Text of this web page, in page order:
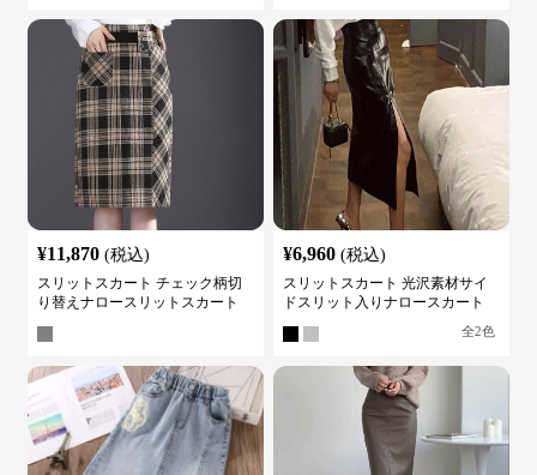
¥11,870 (税込)
スリットスカート チェック柄切
り替えナロースリットスカート
¥6,960 (税込)
スリットスカート 光沢素材サイ
ドスリット入りナロースカート
全2色